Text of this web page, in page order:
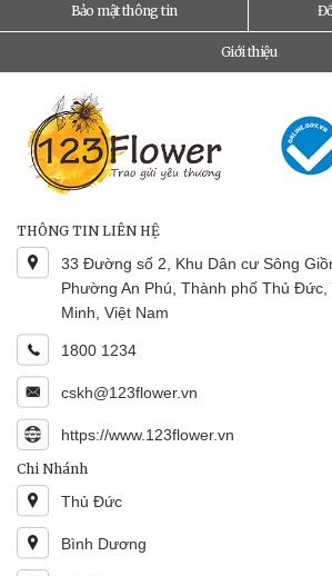
Bảo mật thông tin
Giới thiệu
THÔNG TIN LIÊN HỆ
33 Đường số 2, Khu Dân cư Sông
Phường An Phú, Thành phố Thủ
Minh, Việt Nam
1800 1234
cskh@123flower.vn
https://www.123flower.vn
Chi Nhánh
Thủ Đức
Bình Dương